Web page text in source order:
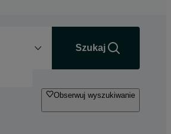
Szukaj
Obserwuj wyszukiwanie